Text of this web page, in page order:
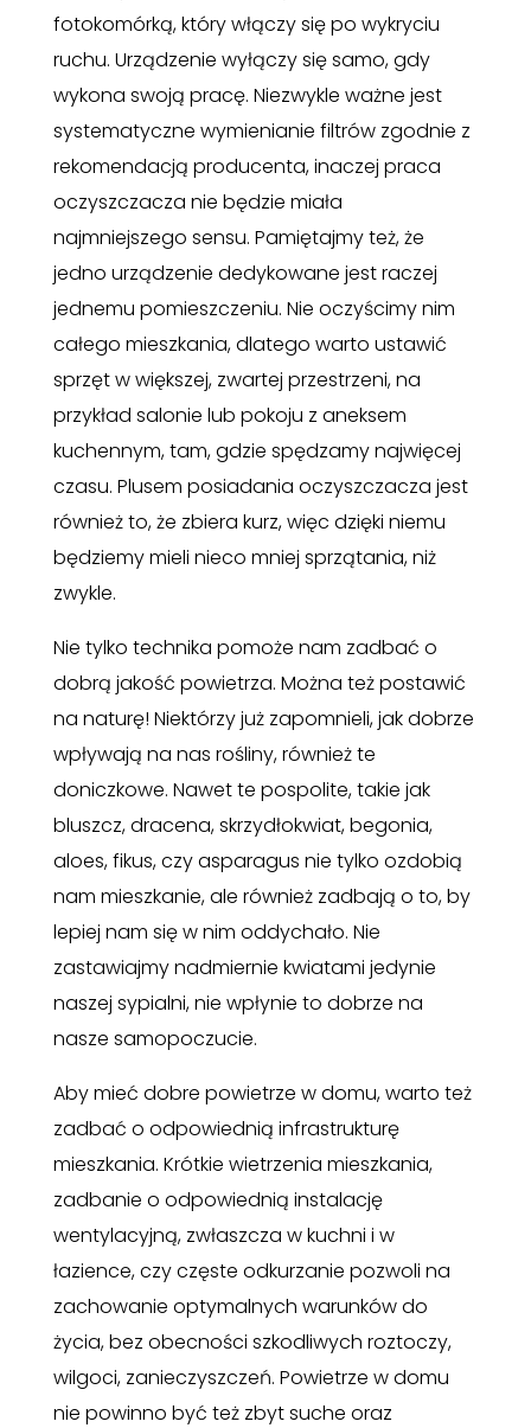
fotokomórką, który włączy się po wykryciu
ruchu. Urządzenie wyłączy się samo, gdy
wykona swoją pracę. Niezwykle ważne jest
systematyczne wymienianie filtrów zgodnie z
rekomendacją producenta, inaczej praca
oczyszczacza nie będzie miała
najmniejszego sensu. Pamiętajmy też, że
jedno urządzenie dedykowane jest raczej
jednemu pomieszczeniu. Nie oczyścimy nim
całego mieszkania, dlatego warto ustawić
sprzęt w większej, zwartej przestrzeni, na
przykład salonie lub pokoju z aneksem
kuchennym, tam, gdzie spędzamy najwięcej
czasu. Plusem posiadania oczyszczacza jest
również to, że zbiera kurz, więc dzięki niemu
będziemy mieli nieco mniej sprzątania, niż
zwykle.
Nie tylko technika pomoże nam zadbać o
dobrą jakość powietrza. Można też postawić
na naturę! Niektórzy już zapomnieli, jak dobrze
wpływają na nas rośliny, również te
doniczkowe. Nawet te pospolite, takie jak
bluszcz, dracena, skrzydłokwiat, begonia,
aloes, fikus, czy asparagus nie tylko ozdobią
nam mieszkanie, ale również zadbają o to, by
lepiej nam się w nim oddychało. Nie
zastawiajmy nadmiernie kwiatami jedynie
naszej sypialni, nie wpłynie to dobrze na
nasze samopoczucie.
Aby mieć dobre powietrze w domu, warto też
zadbać o odpowiednią infrastrukturę
mieszkania. Krótkie wietrzenia mieszkania,
zadbanie o odpowiednią instalację
wentylacyjną, zwłaszcza w kuchni i w
łazience, czy częste odkurzanie pozwoli na
zachowanie optymalnych warunków do
życia, bez obecności szkodliwych roztoczy,
wilgoci, zanieczyszczeń. Powietrze w domu
nie powinno być też zbyt suche oraz